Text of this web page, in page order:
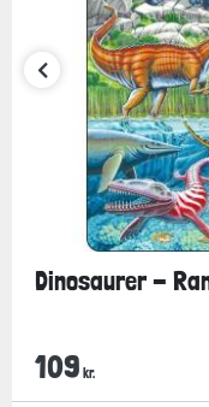
Dinosaurer -
109 kr.